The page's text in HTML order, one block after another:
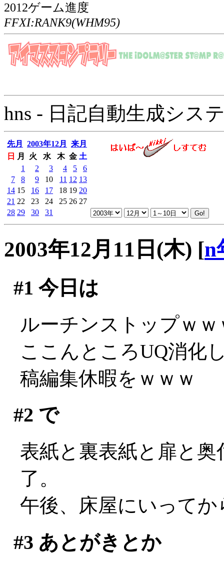
2012ゲーム進度
FFXI:RANK9(WHM95)
hns - 日記自動生成シス
先月 2003年12月
来月
日
月 火 水 木 金 土
1
2 3 4 5
6
7
8 9 10 11 12 13
14 15 16 17 18 19 20
21 22 23 24 25 26 27
28 29 30 31
2003年12月11日(木) [n
#1 今日は
ルーチンストップｗｗ
ここんところUQ消化
稿編集休暇をｗｗｗ
#2 で
表紙と裏表紙と扉と
了。
午後、床屋にいって
#3 あとがきとか